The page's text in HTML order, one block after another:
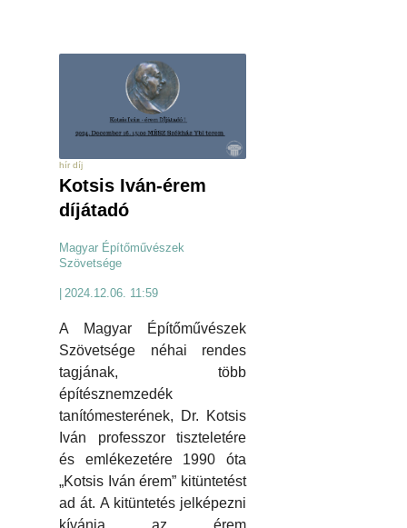
hír díj
Kotsis Iván-érem
díjátadó
Magyar Építőművészek
Szövetsége
| 2024.12.06. 11:59
A Magyar Építőművészek
Szövetsége néhai rendes
tagjának, több
építésznemzedék
tanítómesterének, Dr. Kotsis
Iván professzor tiszteletére
és emlékezetére 1990 óta
„Kotsis Iván érem” kitüntetést
ad át. A kitüntetés jelképezni
kívánja az érem